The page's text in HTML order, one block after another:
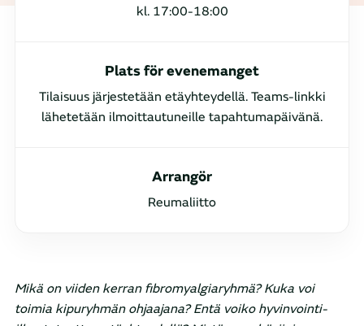
kl. 17:00-18:00
Plats för evenemanget
Tilaisuus järjestetään etäyhteydellä. Teams-linkki
lähetetään ilmoittautuneille tapahtumapäivänä.
Arrangör
Reumaliitto
Mikä on viiden kerran fibromyalgiaryhmä? Kuka voi
toimia kipuryhmän ohjaajana? Entä voiko hyvinvointi-